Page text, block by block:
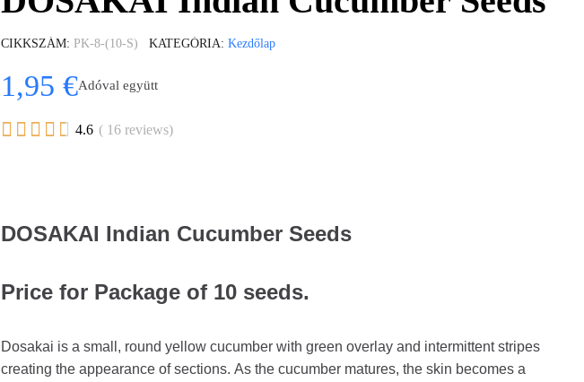
CIKKSZÁM PK-8-(10-S) KATEGÓRIA Kezdőlap
1,95 €Adóval együtt
     4.6 ( 16 reviews)
DOSAKAI Indian Cucumber Seeds
Price for Package of 10 seeds.
Dosakai is a small, round yellow cucumber with green overlay and intermittent stripes
creating the appearance of sections. As the cucumber matures, the skin becomes a